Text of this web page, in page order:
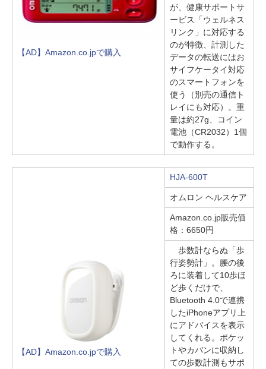
【AD】Amazon.co.jpで購入
が、健康サポートサ
ービス「ウェルネス
リンク」に対応する
のが特徴、計測した
データの転送にはお
サイフケータイ対応
のスマートフォンを
使う（別売の通信ト
レイにも対応）。重
量は約27g、コイン
電池（CR2032）1個
で動作する。
【AD】Amazon.co.jpで購入
HJA-600T
オムロン ヘルスケア
Amazon.co.jp販売価
格：6650円
歩数計ならぬ「歩
行姿勢計」。腰の後
ろに装着して10歩ほ
ど歩くだけで、
Bluetooth 4.0で連携
したiPhoneアプリ上
にアドバイスを表示
してくれる。ポケッ
トやカバンに収納し
ての歩数計測もサポ